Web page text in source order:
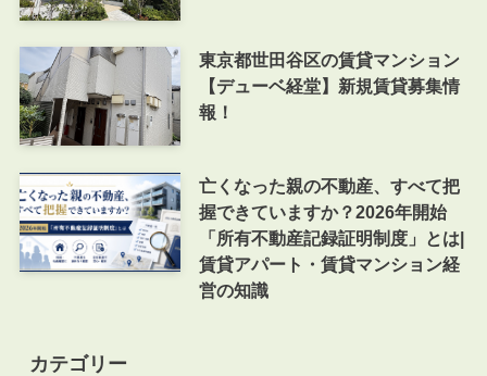
東京都世田谷区の賃貸マンション
【デューベ経堂】新規賃貸募集情
報！
亡くなった親の不動産、すべて把
握できていますか？2026年開始
「所有不動産記録証明制度」とは|
賃貸アパート・賃貸マンション経
営の知識
カテゴリー